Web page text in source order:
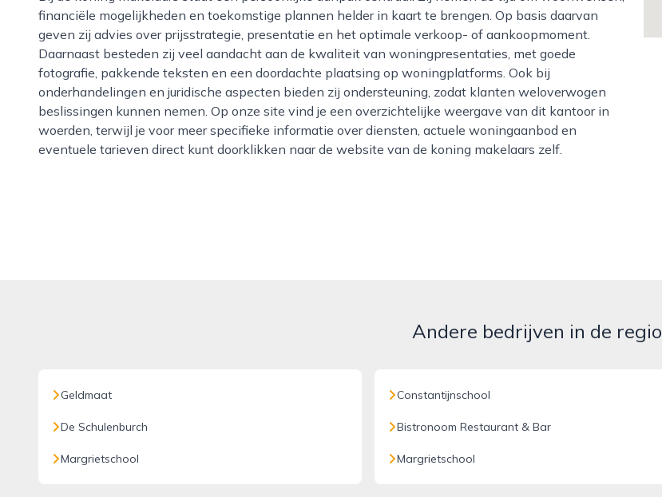
financiële mogelijkheden en toekomstige plannen helder in kaart te brengen. Op basis daarvan
geven zij advies over prijsstrategie, presentatie en het optimale verkoop- of aankoopmoment.
Daarnaast besteden zij veel aandacht aan de kwaliteit van woningpresentaties, met goede
fotografie, pakkende teksten en een doordachte plaatsing op woningplatforms. Ook bij
onderhandelingen en juridische aspecten bieden zij ondersteuning, zodat klanten weloverwogen
beslissingen kunnen nemen. Op onze site vind je een overzichtelijke weergave van dit kantoor in
woerden, terwijl je voor meer specifieke informatie over diensten, actuele woningaanbod en
eventuele tarieven direct kunt doorklikken naar de website van de koning makelaars zelf.
Andere bedrijven in de regio
Geldmaat
De Schulenburch
Margrietschool
Constantijnschool
Bistronoom Restaurant & Bar
Margrietschool